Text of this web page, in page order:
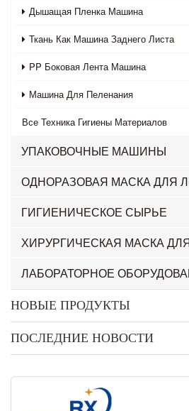
Дышащая Пленка Машина
Ткань Как Машина Заднего Листа
PP Боковая Лента Машина
Машина Для Пеленания
Все Техника Гигиены Материалов
УПАКОВОЧНЫЕ МАШИНЫ
ОДНОРАЗОВАЯ МАСКА ДЛЯ
ГИГИЕНИЧЕСКОЕ СЫРЬЕ
ХИРУРГИЧЕСКАЯ МАСКА
ЛАБОРАТОРНОЕ
НОВЫЕ ПРОДУКТЫ
ПОСЛЕДНИЕ НОВОСТИ